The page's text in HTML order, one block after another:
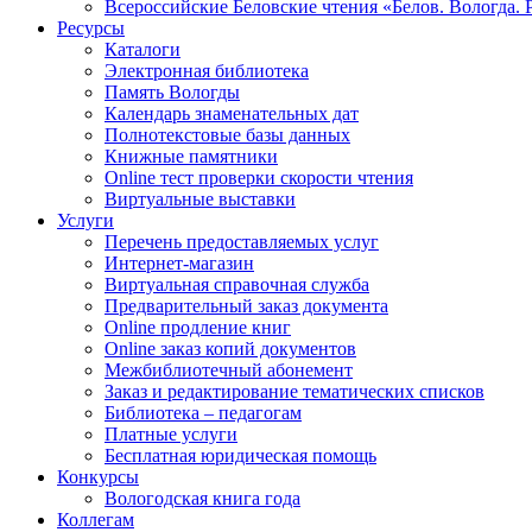
Всероссийские Беловские чтения «Белов. Вологда.
Ресурсы
Каталоги
Электронная библиотека
Память Вологды
Календарь знаменательных дат
Полнотекстовые базы данных
Книжные памятники
Online тест проверки скорости чтения
Виртуальные выставки
Услуги
Перечень предоставляемых услуг
Интернет-магазин
Виртуальная справочная служба
Предварительный заказ документа
Online продление книг
Online заказ копий документов
Межбиблиотечный абонемент
Заказ и редактирование тематических списков
Библиотека – педагогам
Платные услуги
Бесплатная юридическая помощь
Конкурсы
Вологодская книга года
Коллегам